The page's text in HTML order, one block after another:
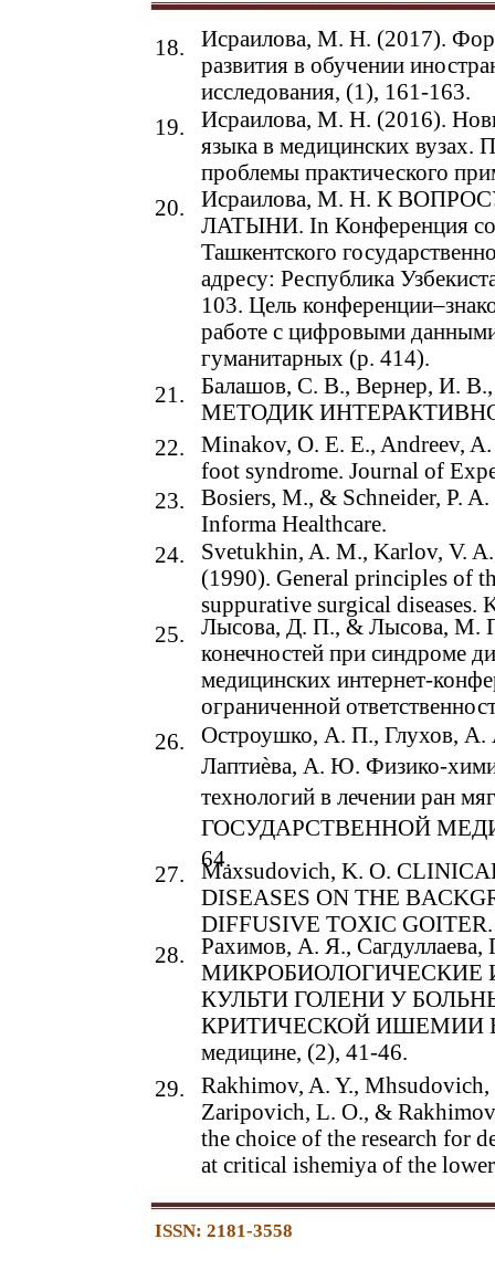
ISSN: 2181-3558
18.
Исраилова, М. Н. (2017).
развития в обучении
исследования, (1), 161-163.
19.
Исраилова, М. Н. (2016).
языка в медицинских вузах.
проблемы практического
20.
Исраилова, М. Н. К
ЛАТЫНИ. In Конференция
Ташкентского
адресу: Республика
103. Цель
работе с цифровыми
гуманитарных (p. 414).
21.
Балашов, С. В., Вернер, И.
МЕТОДИК
22.
Minakov, O. E. E., Andreev,
foot syndrome. Journal of
23.
Bosiers, M., & Schneider, P.
Informa Healthcare.
24.
Svetukhin, A. M., Karlov, V.
(1990). General principles of
suppurative surgical
25.
Лысова, Д. П., & Лысова, М.
конечностей при синдроме
медицинских интернет-
ограниченной
26.
Остроушко, А. П., Глухов,
Лаптиѐва, А. Ю. Физико-
технологий в лечении ран
ГОСУДАРСТВЕННОЙ
64.
27.
Maxsudovich, K. O.
DISEASES ON THE
DIFFUSIVE TOXIC GOITER.
28.
Рахимов, А. Я.,
МИКРОБИОЛОГИЧЕСКИЕ
КУЛЬТИ ГОЛЕНИ У
КРИТИЧЕСКОЙ ИШЕМИИ
медицине, (2), 41-46.
29.
Rakhimov, A. Y.,
Zaripovich, L. O., &
the choice of the research for
at critical ishemiya of the